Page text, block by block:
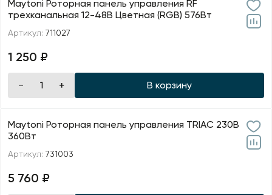
Maytoni Роторная панель управления RF
трехканальная 12-48В Цветная (RGB) 576Вт
Артикул: 711027
1 250 ₽
В корзину
Maytoni Роторная панель управления TRIAC 230В
360Вт
Артикул: 731003
5 760 ₽